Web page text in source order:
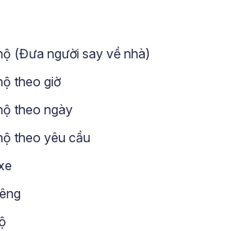
(Đưa người say về nhà)
theo giờ
theo ngày
theo yêu cầu